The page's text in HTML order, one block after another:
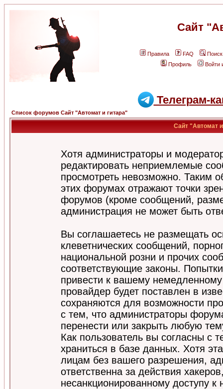
Сайт
Правила FAQ
Поиск
Профиль
Войти
Телеграм-
Список форумов Сайт "Автомат и гитара"
Сайт "Автомат и
Хотя администраторы и
редактировать неприемлемые
просмотреть невозможно. Таким
этих форумах отражают точки
форумов (кроме сообщений,
администрация не может быть
Вы соглашаетесь не размещать
клеветнических сообщений,
национальной розни и прочих
соответствующие законы.
привести к вашему
провайдер будет поставлен в
сохраняются для возможности
с тем, что администраторы
перенести или закрыть любую
Как пользователь вы согласны с
храниться в базе данных. Хотя
лицам без вашего разрешения,
ответственна за действия
несанкционированному доступу к